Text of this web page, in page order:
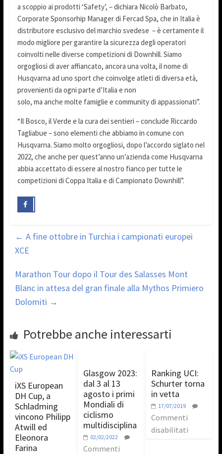
a scoppio ai prodotti ‘Safety’, – dichiara Nicolò Barbato,
Corporate Sponsorhip Manager di Fercad Spa, che in Italia è
distributore esclusivo del marchio svedese – è certamente il
modo migliore per garantire la sicurezza degli operatori
coinvolti nelle diverse competizioni di Downhill. Siamo
orgogliosi di aver affiancato, ancora una volta, il nome di
Husqvarna ad uno sport che coinvolge atleti di diversa età,
provenienti da ogni parte d’Italia e non
solo, ma anche molte famiglie e community di appassionati”.
“Il Bosco, il Verde e la cura dei sentieri – conclude Riccardo
Tagliabue – sono elementi che abbiamo in comune con
Husqvarna. Siamo molto orgogliosi, dopo l’accordo siglato nel
2022, che anche per quest’anno un’azienda come Husqvarna
abbia accettato di essere al nostro fianco per tutte le
competizioni di Coppa Italia e di Campionato Downhill”.
← A fine ottobre in Turchia i campionati europei
XCE
Marathon Tour dopo il Tour des Salasses Mont
Blanc in attesa del gran finale alla Mythos Primiero
Dolomiti →
Potrebbe anche interessarti
iXS European
DH Cup, a
Schladming
vincono Philipp
Atwill ed
Eleonora
Farina
Glasgow 2023:
dal 3 al 13
agosto i primi
Mondiali di
ciclismo
multidisciplina
02/02/2022
Commenti
Ranking UCI:
Schurter torna
in vetta
17/07/2019
Commenti
disabilitati